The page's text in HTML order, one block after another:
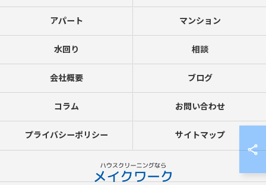
アパート マンション
水回り 相談
会社概要 ブログ
コラム お問い合わせ
プライバシーポリシー サイトマップ